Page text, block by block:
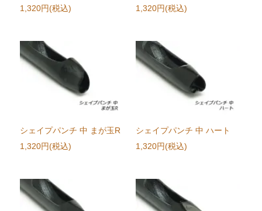
1,320円(税込)
1,320円(税込)
シェイプパンチ 中 まが玉R
1,320円(税込)
シェイプパンチ 中 ハート
1,320円(税込)